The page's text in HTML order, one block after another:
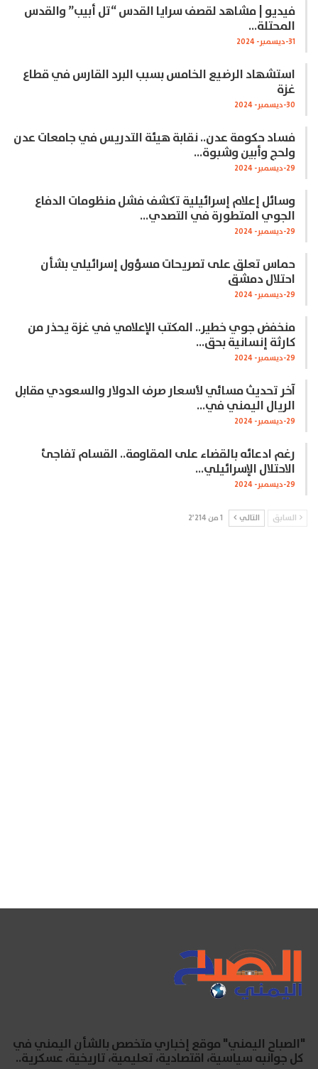
فيديو | مشاهد لقصف سرايا القدس “تل أبيب” والقدس
المحتلة…
31-ديسمبر- 2024
استشهاد الرضيع الخامس بسبب البرد القارس في قطاع
غزة
30-ديسمبر- 2024
فساد حكومة عدن.. نقابة هيئة التدريس في جامعات عدن
ولحج وأبين وشبوة…
29-ديسمبر- 2024
وسائل إعلام إسرائيلية تكشف فشل منظومات الدفاع
الجوي المتطورة في التصدي…
29-ديسمبر- 2024
حماس تعلق على تصريحات مسؤول إسرائيلي بشأن
احتلال دمشق
29-ديسمبر- 2024
منخفض جوي خطير.. المكتب الإعلامي في غزة يحذر من
كارثة إنسانية بحق…
29-ديسمبر- 2024
آخر تحديث مسائي لأسعار صرف الدولار والسعودي مقابل
الريال اليمني في…
29-ديسمبر- 2024
رغم ادعائه بالقضاء على المقاومة.. القسام تفاجئ
الاحتلال الإسرائيلي…
29-ديسمبر- 2024
السابق التالي 1 من 2٬214
"الصباح اليمني" موقع إخباري متخصص بالشأن اليمني في
كل جوانبه سياسية، اقتصادية، تعليمية، تاريخية، عسكرية..